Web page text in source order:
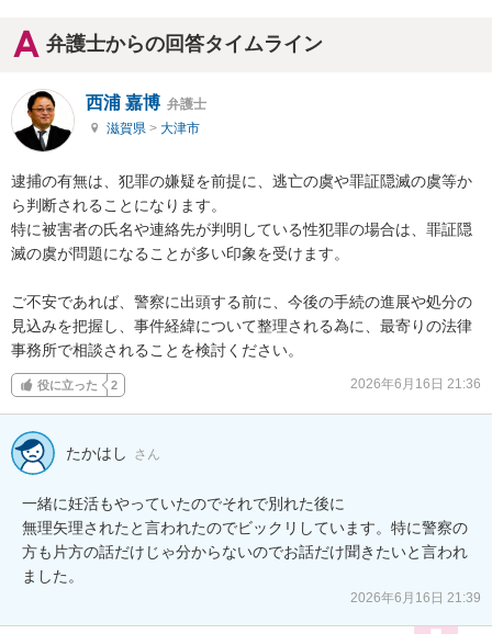
弁護士からの回答タイムライン
西浦 嘉博 弁護士
滋賀県 > 大津市
逮捕の有無は、犯罪の嫌疑を前提に、逃亡の虞や罪証隠滅の虞等か
ら判断されることになります。
特に被害者の氏名や連絡先が判明している性犯罪の場合は、罪証隠
滅の虞が問題になることが多い印象を受けます。
ご不安であれば、警察に出頭する前に、今後の手続の進展や処分の
見込みを把握し、事件経緯について整理される為に、最寄りの法律
事務所で相談されることを検討ください。
役に立った 2 2026年6月16日 21:36
たかはし さん
一緒に妊活もやっていたのでそれで別れた後に
無理矢理されたと言われたのでビックリしています。特に警察の
方も片方の話だけじゃ分からないのでお話だけ聞きたいと言われ
ました。
2026年6月16日 21:39